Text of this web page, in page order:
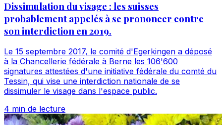
Dissimulation du visage : les suisses
probablement appelés à se prononcer contre
son interdiction en 2019.
Le 15 septembre 2017, le comité d'Egerkingen a déposé
à la Chancellerie fédérale à Berne les 106'600
signatures attestées d'une initiative fédérale du comté du
Tessin, qui vise une interdiction nationale de se
dissimuler le visage dans l'espace public.
4 min de lecture